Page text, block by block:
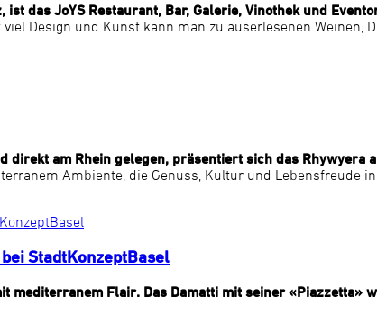
das JoYS Restaurant, Bar, Galerie, Vinothek und
Design und Kunst kann man zu auserlesenen Weinen,
am Rhein gelegen, präsentiert sich das Rhywyera
Ambiente, die Genuss, Kultur und Lebensfreude
StadtKonzeptBasel
mediterranem Flair. Das Damatti mit seiner